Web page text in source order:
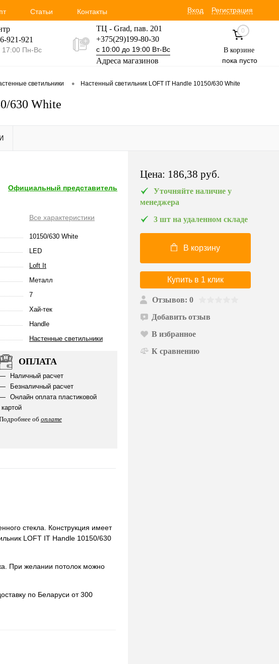
Статьи Контакты Вход Регистрация
921-921
17:00 Пн-Вс
ТЦ - Grad, пав. 201
+375(29)199-80-30
с 10:00 до 19:00 Вт-Вс
Адреса магазинов
+375(29)354-30-60
0
В корзине
пока пусто
светильники • Настенный светильник LOFT IT Handle 10150/630 White
630 White
Официальный представитель
Все характеристики
10150/630 White
LED
Loft It
Металл
7
Хай-тек
Handle
Настенные светильники
ОПЛАТА
Наличный расчет
Безналичный расчет
Онлайн оплата пластиковой
картой
об оплате
стекла. Конструкция имеет
LOFT IT Handle 10150/630
При желании потолок можно
по Беларуси от 300
Цена: 186,38 pуб.
Уточняйте наличие у
менеджера
3 шт на удаленном складе
В корзину
Купить в 1 клик
Отзывов: 0
Добавить отзыв
В избранное
К сравнению